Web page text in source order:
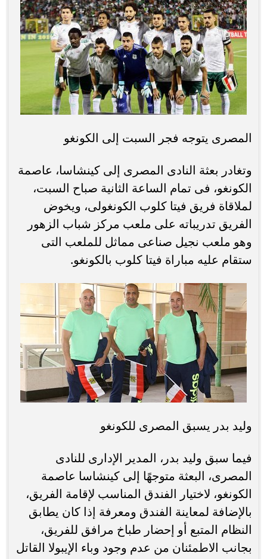
المصرى يتوجه فجر السبت إلى الكونغو
وتغادر بعثة النادى المصرى إلى كينشاسا، عاصمة
الكونغو، فى تمام الساعة الثانية صباح السبت،
لملاقاة فريق فيتا كلوب الكونغولى، ويخوض
الفريق تدريباته على ملعب مركز شباب الزهور
وهو ملعب نجيل صناعى مماثل للملعب التى
ستقام عليه مباراة فيتا كلوب بالكونغو.
وليد بدر يسبق المصرى للكونغو
فيما سبق وليد بدر، المدير الإدارى للنادى
المصرى، البعثة متوجهًا إلى كينشاسا عاصمة
الكونغو، لاختيار الفندق المناسب لإقامة الفريق،
بالإضافة لمعاينة الفندق ومعرفة إذا كان يطابق
النظام المتبع أو إحضار طباخ مرافق للفريق،
بجانب الاطمئنان من عدم وجود وباء الإيبولا القاتل